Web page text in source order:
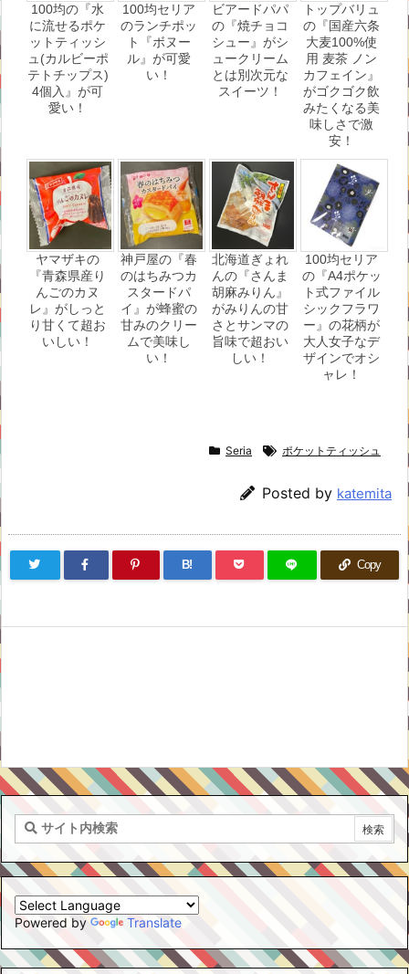
100均の『水
に流せるポケ
ットティッシ
ュ(カルビーポ
テトチップス)
4個入』が可
愛い！
100均セリア
のランチポッ
ト『ボヌー
ル』が可愛
い！
ビアードパパ
の『焼チョコ
シュー』がシ
ュークリーム
とは別次元な
スイーツ！
トップバリュ
の『国産六条
大麦100%使
用 麦茶 ノン
カフェイン』
がゴクゴク飲
みたくなる美
味しさで激
安！
ヤマザキの
『青森県産り
んごのカヌ
レ』がしっと
り甘くて超お
いしい！
神戸屋の『春
のはちみつカ
スタードパ
イ』が蜂蜜の
甘みのクリー
ムで美味し
い！
北海道ぎょれ
んの『さんま
胡麻みりん』
がみりんの甘
さとサンマの
旨味で超おい
しい！
100均セリア
の『A4ポケッ
ト式ファイル
シックフラワ
ー』の花柄が
大人女子なデ
ザインでオシ
ャレ！
Seria ポケットティッシュ
Posted by katemita
B! Copy
Powered by Translate